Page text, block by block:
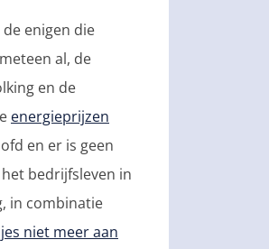
enigen die
al, de
en de
energieprijzen
en er is geen
bedrijfsleven in
in combinatie
niet meer aan